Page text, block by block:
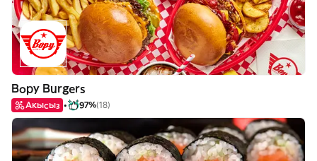
Bopy Burgers
Акысыз 97%(18)